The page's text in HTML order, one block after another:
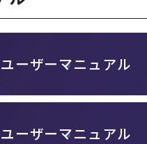
ーザーマニュアル
ーザーマニュアル